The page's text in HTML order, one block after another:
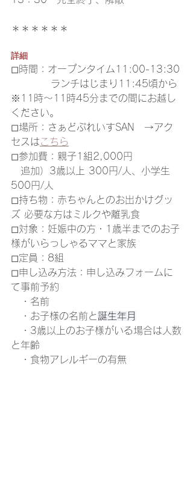
＊＊＊＊＊＊
詳細
◻︎時間：オープンタイム11:00-13:30
ランチはじまり11:45頃から
※11時～11時45分までの間にお越し
ください。
◻︎場所：さぁどぷれいすSAN　→アク
セスはこちら
◻︎参加費：親子1組2,000円
追加）3歳以上 300円/人、小学生
500円/人
◻︎持ち物：赤ちゃんとのお出かけグッ
ズ 必要な方はミルクや離乳食
◻︎対象：妊娠中の方・1歳半までのお子
様がいらっしゃるママと家族
◻︎定員：8組
◻︎申し込み方法：申し込みフォームに
て事前予約
・名前
・お子様の名前と誕生年月
・3歳以上のお子様がいる場合は人数
と年齢
・食物アレルギーの有無